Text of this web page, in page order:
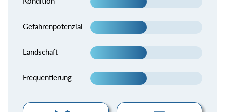
Gefahrenpotenzial
Landschaft
Frequentierung